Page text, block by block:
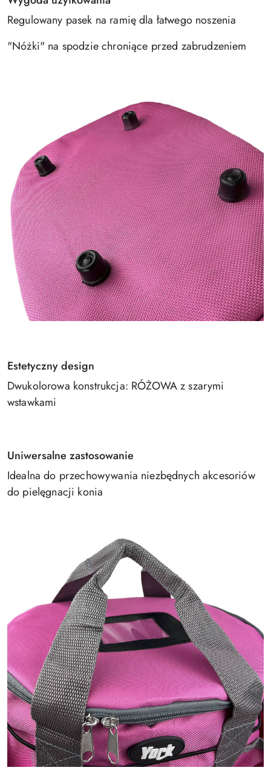
Regulowany pasek na ramię dla łatwego noszenia
"Nóżki" na spodzie chroniące przed zabrudzeniem
Estetyczny design
Dwukolorowa konstrukcja: RÓŻOWA z szarymi
wstawkami
Uniwersalne zastosowanie
Idealna do przechowywania niezbędnych akcesoriów
do pielęgnacji konia